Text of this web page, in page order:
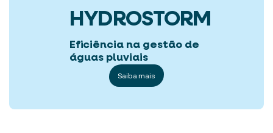
HYDROSTORM
Eficiência na gestão de
águas pluviais
Saiba mais